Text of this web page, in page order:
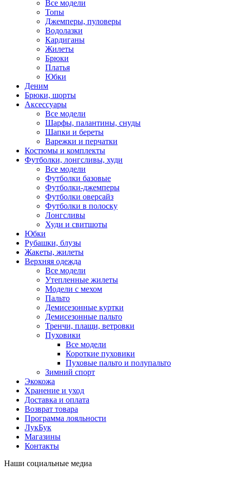
Все модели
Топы
Джемперы, пуловеры
Водолазки
Кардиганы
Жилеты
Брюки
Платья
Юбки
Деним
Брюки, шорты
Аксессуары
Все модели
Шарфы, палантины, снуды
Шапки и береты
Варежки и перчатки
Костюмы и комплекты
Футболки, лонгсливы, худи
Все модели
Футболки базовые
Футболки-джемперы
Футболки оверсайз
Футболки в полоску
Лонгсливы
Худи и свитшоты
Юбки
Рубашки, блузы
Жакеты, жилеты
Верхняя одежда
Все модели
Утепленные жилеты
Модели с мехом
Пальто
Демисезонные куртки
Демисезонные пальто
Тренчи, плащи, ветровки
Пуховики
Все модели
Короткие пуховики
Пуховые пальто и полупальто
Зимний спорт
Экокожа
Хранение и уход
Доставка и оплата
Возврат товара
Программа лояльности
ЛукБук
Магазины
Контакты
Наши социальные медиа